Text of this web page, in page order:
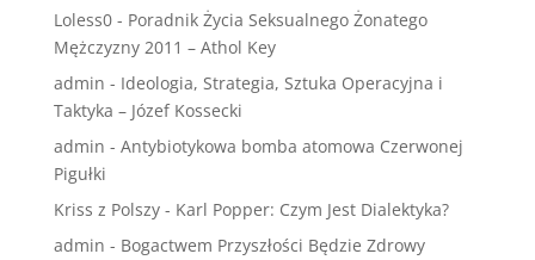
Loless0- Poradnik Życia Seksualnego Żonatego
Mężczyzny 2011 – Athol Key
admin - Ideologia, Strategia, Sztuka Operacyjna i
Taktyka – Józef Kossecki
admin - Antybiotykowa bomba atomowa Czerwonej
Pigułki
Kriss z Polszy- Karl Popper: Czym Jest Dialektyka?
admin - Bogactwem Przyszłości Będzie Zdrowy